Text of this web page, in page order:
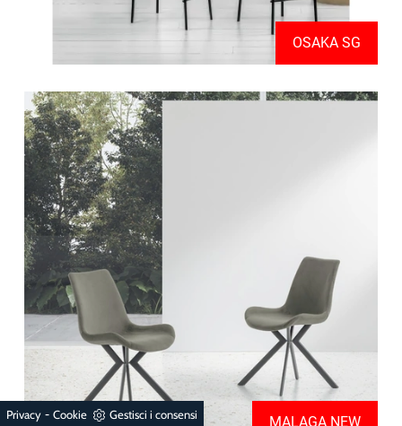
OSAKA SG
MALAGA NEW
Privacy - Cookie Gestisci i consensi